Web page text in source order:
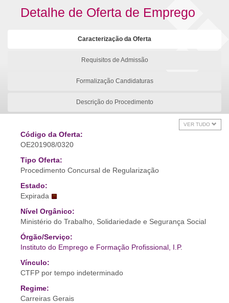
Detalhe de Oferta de Emprego
Caracterização da Oferta
Requisitos de Admissão
Formalização Candidaturas
Descrição do Procedimento
VER TUDO
Código da Oferta:
OE201908/0320
Tipo Oferta:
Procedimento Concursal de Regularização
Estado:
Expirada
Nível Orgânico:
Ministério do Trabalho, Solidariedade e Segurança Social
Órgão/Serviço:
Instituto do Emprego e Formação Profissional, I.P.
Vínculo:
CTFP por tempo indeterminado
Regime:
Carreiras Gerais